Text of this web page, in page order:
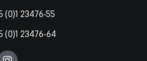
(0)1 23476-55
(0)1 23476-64